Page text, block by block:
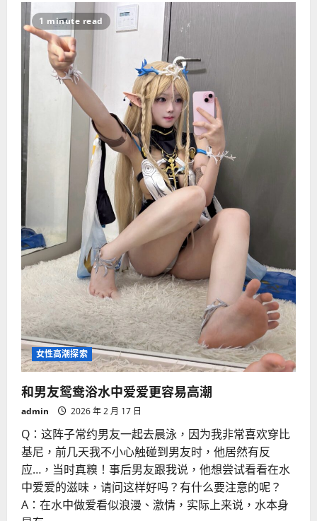
天
习
惯
手
淫
的
人
算
是
病
吗
1 minute read
女性高潮探索
和男友鸳鸯浴水中爱爱更容易高潮
admin 2026 年 2 月 17 日
Q：这阵子常约男友一起去晨泳，因为我非常喜欢穿比
基尼，前几天我不小心触碰到男友时，他居然有反
应…，当时真糗！事后男友跟我说，他想尝试看看在水
中爱爱的滋味，请问这样好吗？有什么要注意的呢？
A：在水中做爱看似浪漫、激情，实际上来说，水本身